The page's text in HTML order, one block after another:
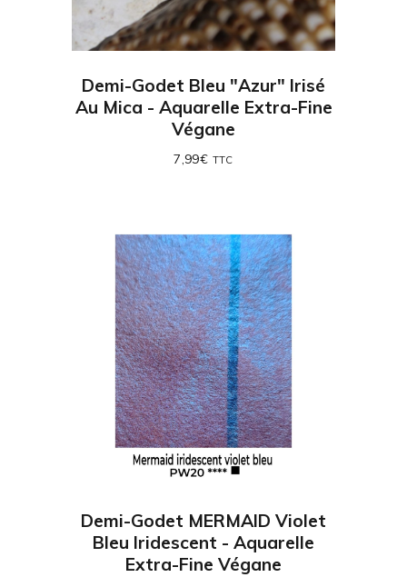
Demi-Godet Bleu "Azur" Irisé
Au Mica - Aquarelle Extra-Fine
Végane
7,99€ TTC
Demi-Godet MERMAID Violet
Bleu Iridescent - Aquarelle
Extra-Fine Végane